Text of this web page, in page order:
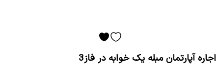
اجاره آپارتمان مبله یک خوابه در فاز3